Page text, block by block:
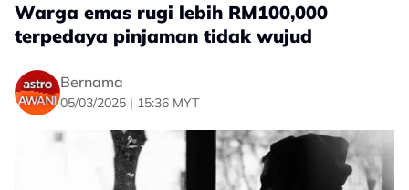
Warga emas rugi lebih RM100,000
terpedaya pinjaman tidak wujud
Bernama
05/03/2025 | 15:36 MYT